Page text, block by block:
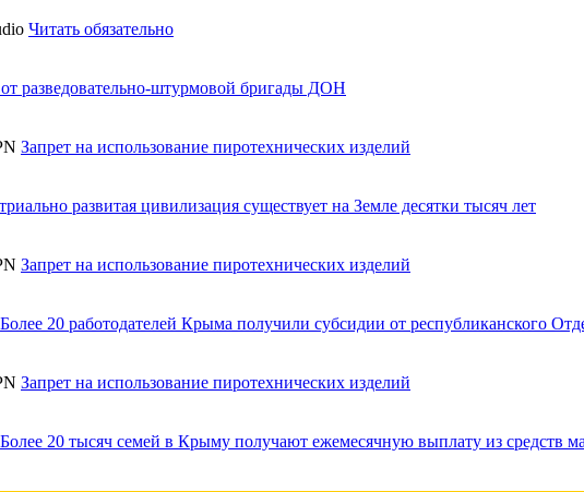
Читать обязательно
разведовательно-штурмовой бригады ДОН
Запрет на использование пиротехнических изделий
развитая цивилизация существует на Земле десятки тысяч лет
Запрет на использование пиротехнических изделий
Более 20 работодателей Крыма получили субсидии от республиканского
Запрет на использование пиротехнических изделий
Более 20 тысяч семей в Крыму получают ежемесячную выплату из средств